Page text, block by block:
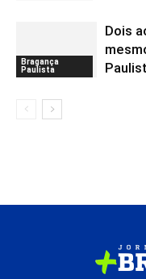
Bragança
Paulista
Dois